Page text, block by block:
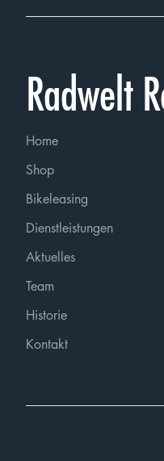
Radwelt
Home
Shop
Bikeleasing
Dienstleistungen
Aktuelles
Team
Historie
Kontakt